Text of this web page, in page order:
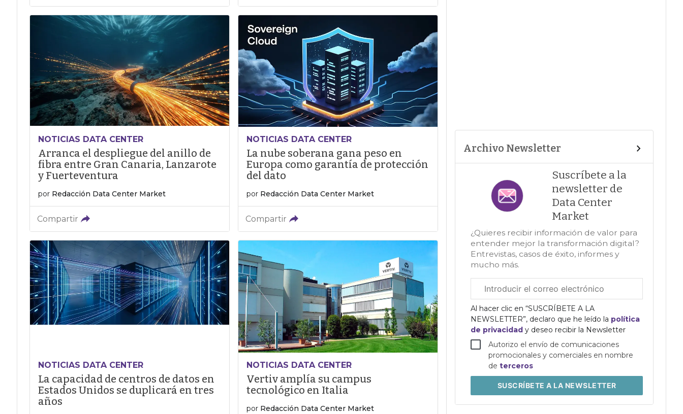
NOTICIAS DATA CENTER
Arranca el despliegue del anillo de
fibra entre Gran Canaria, Lanzarote
y Fuerteventura
por Redacción Data Center Market
Compartir
NOTICIAS DATA CENTER
La nube soberana gana peso en
Europa como garantía de protección
del dato
por Redacción Data Center Market
Compartir
NOTICIAS DATA CENTER
La capacidad de centros de datos en
Estados Unidos se duplicará en tres
años
NOTICIAS DATA CENTER
Vertiv amplía su campus
tecnológico en Italia
por Redacción Data Center Market
Archivo Newsletter
Suscríbete a la
newsletter de
Data Center
Market
¿Quieres recibir información de valor para
entender mejor la transformación digital?
Entrevistas, casos de éxito, informes y
mucho más.
electrónico
corporativo
Al hacer clic en “SUSCRÍBETE A LA
NEWSLETTER”, declaro que he leído la política
de privacidady deseo recibir la Newsletter
Autorizo el envío de comunicaciones
promocionales y comerciales en nombre
deterceros
SUSCRÍBETEA LA NEWSLETTER